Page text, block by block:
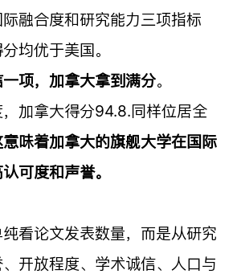
融合度和研究能力三项指标
均优于美国。
项，加拿大拿到满分。
加拿大得分94.8.同样位居全
意味着加拿大的旗舰大学在国际
可度和声誉。
看论文发表数量，而是从研究
开放程度、学术诚信、人口与